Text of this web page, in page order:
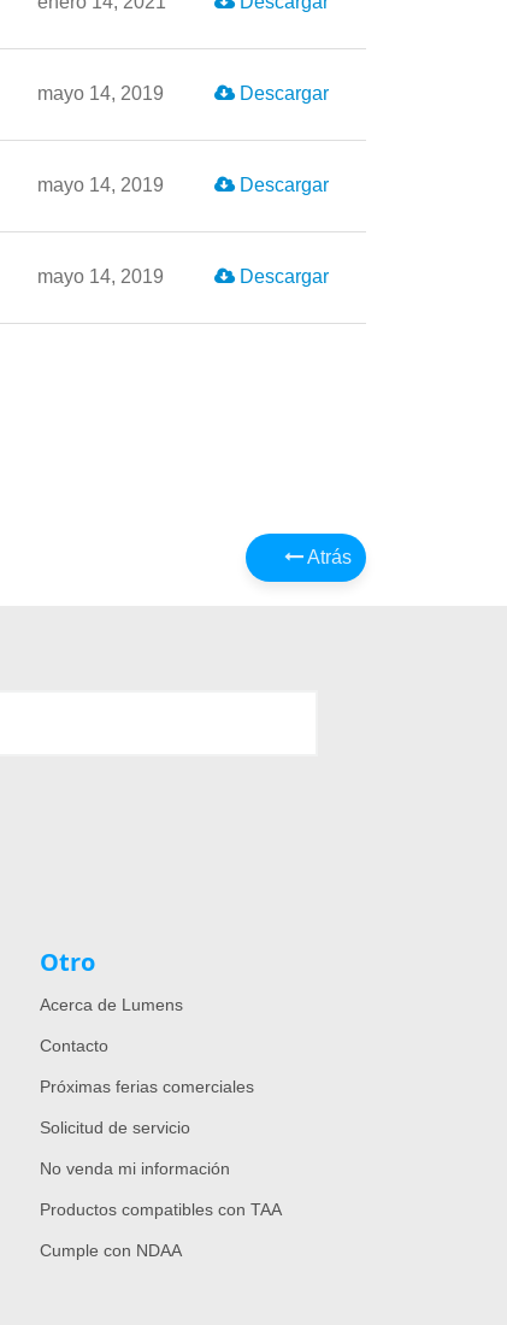
mayo 14, 2019 Descargar
mayo 14, 2019 Descargar
mayo 14, 2019 Descargar
Atrás
Otro
Acerca de Lumens
Contacto
Próximas ferias comerciales
Solicitud de servicio
No venda mi información
Productos compatibles con TAA
Cumple con NDAA